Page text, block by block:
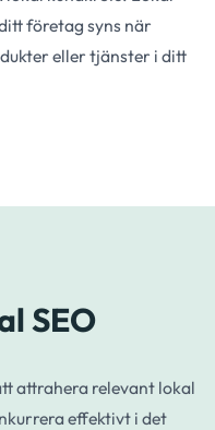
företag syns när
eller tjänster i ditt
SEO
attrahera relevant lokal
effektivt i det